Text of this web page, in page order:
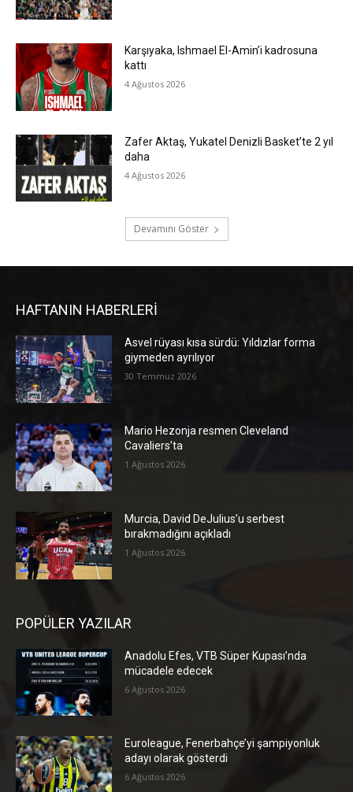
Karşıyaka, Ishmael El-Amin’i kadrosuna
kattı
4 Ağustos 2026
Zafer Aktaş, Yukatel Denizli Basket’te 2 yıl
daha
4 Ağustos 2026
Devamını Göster
HAFTANIN HABERLERİ
Asvel rüyası kısa sürdü: Yıldızlar forma
giymeden ayrılıyor
30 Temmuz 2026
Mario Hezonja resmen Cleveland
Cavaliers’ta
1 Ağustos 2026
Murcia, David DeJulius’u serbest
bırakmadığını açıkladı
1 Ağustos 2026
POPÜLER YAZILAR
Anadolu Efes, VTB Süper Kupası’nda
mücadele edecek
6 Ağustos 2026
Euroleague, Fenerbahçe’yi şampiyonluk
adayı olarak gösterdi
6 Ağustos 2026